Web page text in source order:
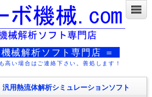
械解析ソフト専門店 ＝
高い場合はご連絡下さい。善処します！
用熱流体解析シミュレーションソフト